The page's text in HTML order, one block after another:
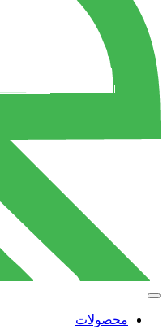
محصولات